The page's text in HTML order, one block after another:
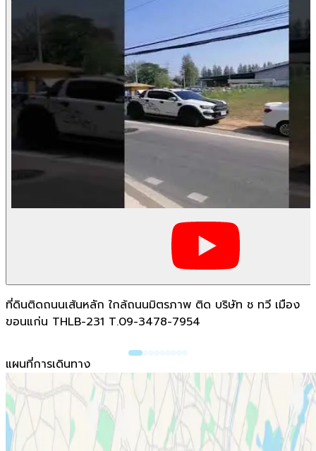
ที่ดินติดถนนเส้นหลัก ใกล้ถนนมิตรภาพ ติด บริษัท ช ทวี เมือง
ขอนแก่น THLB-231 T.09-3478-7954
แผนที่การเดินทาง